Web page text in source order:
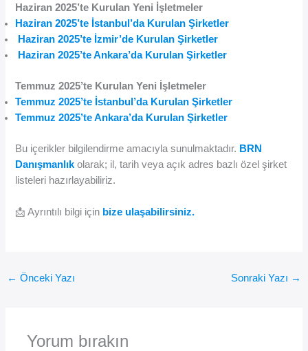
Haziran 2025’te Kurulan Yeni İşletmeler
Haziran 2025’te İstanbul’da Kurulan Şirketler
Haziran 2025’te İzmir’de Kurulan Şirketler
Haziran 2025’te Ankara’da Kurulan Şirketler
Temmuz 2025’te Kurulan Yeni İşletmeler
Temmuz 2025’te İstanbul’da Kurulan Şirketler
Temmuz 2025’te Ankara’da Kurulan Şirketler
Bu içerikler bilgilendirme amacıyla sunulmaktadır. BRN
Danışmanlık olarak; il, tarih veya açık adres bazlı özel şirket
listeleri hazırlayabiliriz.
📩 Ayrıntılı bilgi için bize ulaşabilirsiniz.
← Önceki Yazı Sonraki Yazı →
Yorum bırakın